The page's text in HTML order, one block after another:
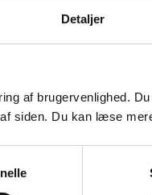
Detaljer
af brugervenlighed.
siden. Du kan læse